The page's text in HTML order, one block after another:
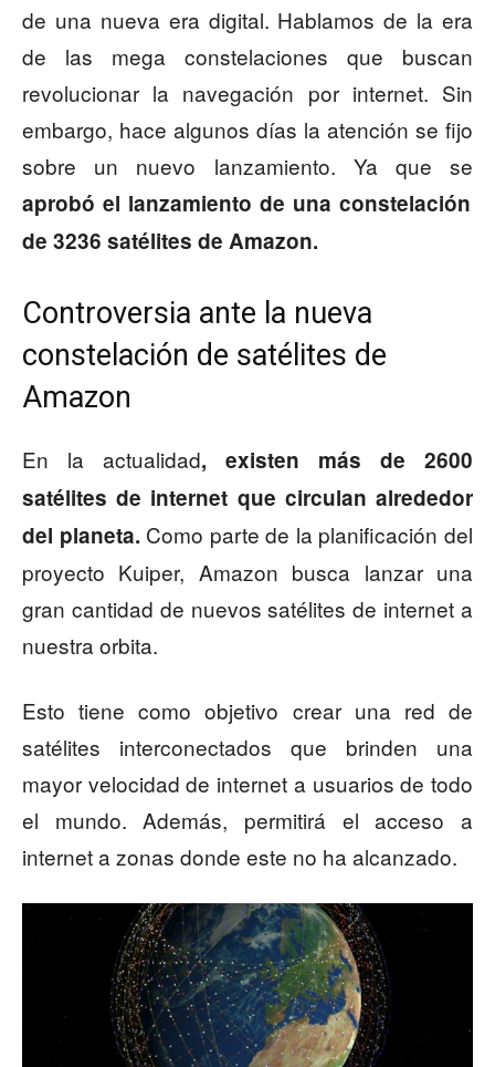
de una nueva era digital. Hablamos de la era
de las mega constelaciones que buscan
revolucionar la navegación por internet. Sin
embargo, hace algunos días la atención se fijo
sobre un nuevo lanzamiento. Ya que se
aprobó el lanzamiento de una constelación
de 3236 satélites de Amazon.
Controversia ante la nueva
constelación de satélites de
Amazon
En la actualidad, existen más de 2600
satélites de internet que circulan alrededor
del planeta. Como parte de la planificación del
proyecto Kuiper, Amazon busca lanzar una
gran cantidad de nuevos satélites de internet a
nuestra orbita.
Esto tiene como objetivo crear una red de
satélites interconectados que brinden una
mayor velocidad de internet a usuarios de todo
el mundo. Además, permitirá el acceso a
internet a zonas donde este no ha alcanzado.